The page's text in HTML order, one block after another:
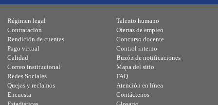
Régimen legal
Contratación
Rendición de cuentas
Pago virtual
Calidad
Talento humano
Ofertas de empleo
Concurso docente
Control interno
Buzón de notificaciones
Correo institucional
Redes Sociales
Quejas y reclamos
Encuesta
Mapa del sitio
FAQ
Atención en línea
Contáctenos